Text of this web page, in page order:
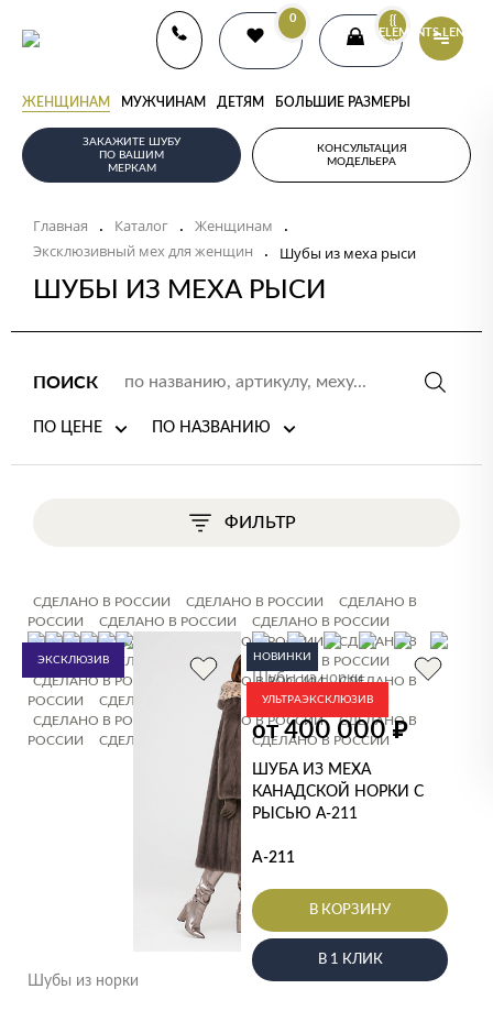
0
{{
ELEMENTS.LENGTH
}}
ЖЕНЩИНАМ МУЖЧИНАМ ДЕТЯМ БОЛЬШИЕ РАЗМЕРЫ
ЗАКАЖИТЕ ШУБУ
ПО ВАШИМ
МЕРКАМ
КОНСУЛЬТАЦИЯ
МОДЕЛЬЕРА
Главная . Каталог . Женщинам .
Эксклюзивный мех для женщин . Шубы из меха рыси
ШУБЫ ИЗ МЕХА РЫСИ
ПОИСК
ПО ЦЕНЕ ПО НАЗВАНИЮ
ФИЛЬТР
СДЕЛАНО В РОССИИ СДЕЛАНО В РОССИИ
СДЕЛАНО В
РОССИИ
СДЕЛАНО В РОССИИ
СДЕЛАНО В РОССИИ
СДЕЛАНО В РОССИИ
СДЕЛАНО В РОССИИ
СДЕЛАНО В
РОССИИ
СДЕЛАНО В РОССИИ
СДЕЛАНО В РОССИИ
СДЕЛАНО В РОССИИ
СДЕЛАНО В РОССИИ
СДЕЛАНО В
РОССИИ
СДЕЛАНО В РОССИИ
СДЕЛАНО В РОССИИ
СДЕЛАНО В РОССИИ
СДЕЛАНО В РОССИИ
СДЕЛАНО В
РОССИИ
СДЕЛАНО В РОССИИ СДЕЛАНО В РОССИИ
ЭКСКЛЮЗИВ
Шубы из норки
НОВИНКИ
УЛЬТРАЭКСКЛЮЗИВ
Шубы из норки
от 400 000₽
ШУБА ИЗ МЕХА
КАНАДСКОЙ НОРКИ С
РЫСЬЮ А-211
А-211
В КОРЗИНУ
В 1 КЛИК